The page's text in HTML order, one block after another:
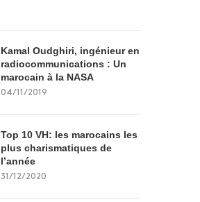
Kamal Oudghiri, ingénieur en
radiocommunications : Un
marocain à la NASA
04/11/2019
Top 10 VH: les marocains les
plus charismatiques de
l’année
31/12/2020